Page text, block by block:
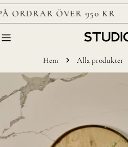
Gå
till
nästa
ORDRAR ÖVER 950 KR
Hem Alla produkter
till
produktinformation